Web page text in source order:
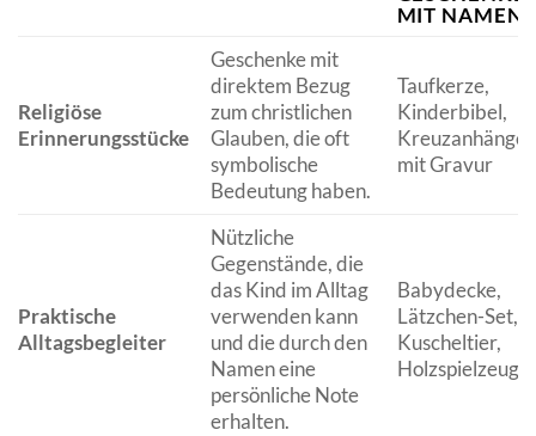
MIT NAMEN
Religiöse
Erinnerungsstücke
Geschenke mit
direktem Bezug
zum christlichen
Glauben, die oft
symbolische
Bedeutung haben.
Taufkerze,
Kinderbibel,
Kreuzanhänger
mit Gravur
Praktische
Alltagsbegleiter
Nützliche
Gegenstände, die
das Kind im Alltag
verwenden kann
und die durch den
Namen eine
persönliche Note
erhalten.
Babydecke,
Lätzchen-Set,
Kuscheltier,
Holzspielzeug